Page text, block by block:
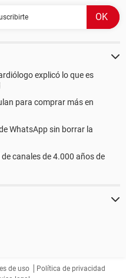
explicó lo que es
para comprar más en
WhatsApp sin borrar la
canales de 4.000 años de
de uso
Política de privacidad